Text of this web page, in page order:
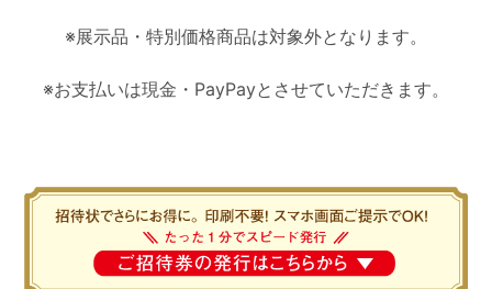
※展示品・特別価格商品は対象外となります。
※お支払いは現金・PayPayとさせていただきます。